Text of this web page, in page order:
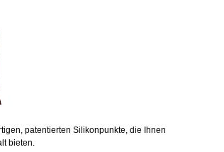
patentierten Silikonpunkte, die Ihnen
bieten.